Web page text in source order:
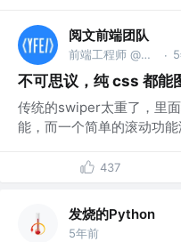
阅文前端团队
前端工程师 @上海阅文信息技术有限公司 ·
不可思议，纯 css 都能
传统的swiper太重了，里
能，而一个简单的滚动功
437
发烧的Python
5年前